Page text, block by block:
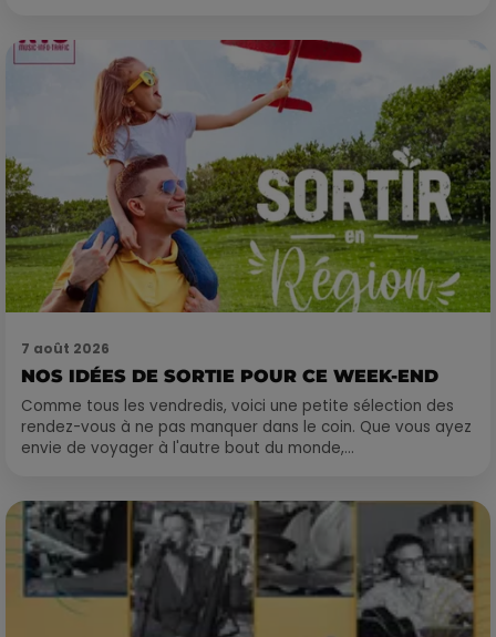
7 août 2026
NOS IDÉES DE SORTIE POUR CE WEEK-END
Comme tous les vendredis, voici une petite sélection des
rendez-vous à ne pas manquer dans le coin. Que vous ayez
envie de voyager à l'autre bout du monde,...